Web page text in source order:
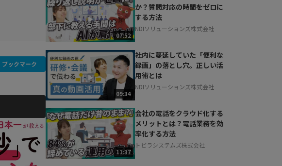
ブックマーク
07:52
か？質問対応の時間をゼロに
する方法
NDIソリューションズ株式会社
09:34
社内に蔓延していた「便利な
録画」の落とし穴。正しい活
用術とは
NDIソリューションズ株式会社
11:37
会社の電話をクラウド化する
メリットとは？電話業務を効
率化する方法
トビラシステムズ株式会社